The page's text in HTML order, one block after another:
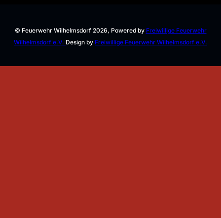
© Feuerwehr Wilhelmsdorf 2026, Powered by Freiwillige Feuerwehr
Wilhelmsdorf e.V. Design by Freiwillige Feuerwehr Wilhelmsdorf e.V.